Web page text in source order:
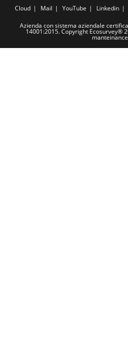
Cloud Mail YouTube Linkedin
Azienda con sistema aziendale
14001:2015. Copyright Ecosurvey®